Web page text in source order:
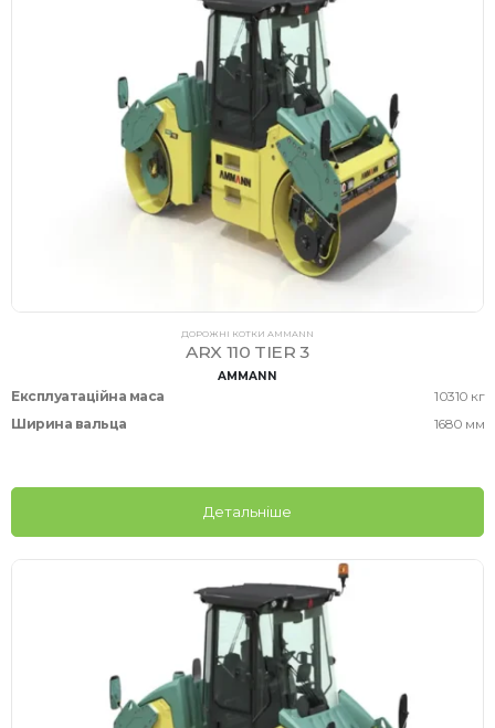
ДОРОЖНІ КОТКИ AMMANN
ARX 110 TIER 3
AMMANN
Експлуатаційна маса
10310 кг
Ширина вальца
1680 мм
Детальніше